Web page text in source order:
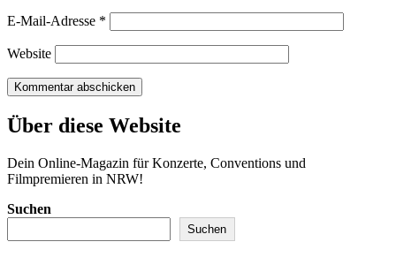
E-Mail-Adresse *
Website
Über diese Website
Dein Online-Magazin für Konzerte, Conventions und
Filmpremieren in NRW!
Suchen
Suchen